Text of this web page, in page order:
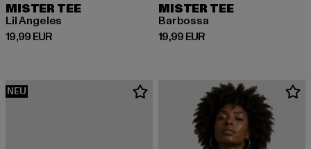
MISTER TEE
Lil Angeles
19,99 EUR
Derzeitiger Preis: 19,99 EUR
MISTER TEE
Barbossa
19,99 EUR
Derzeitiger Preis: 19,99 EUR
NEU